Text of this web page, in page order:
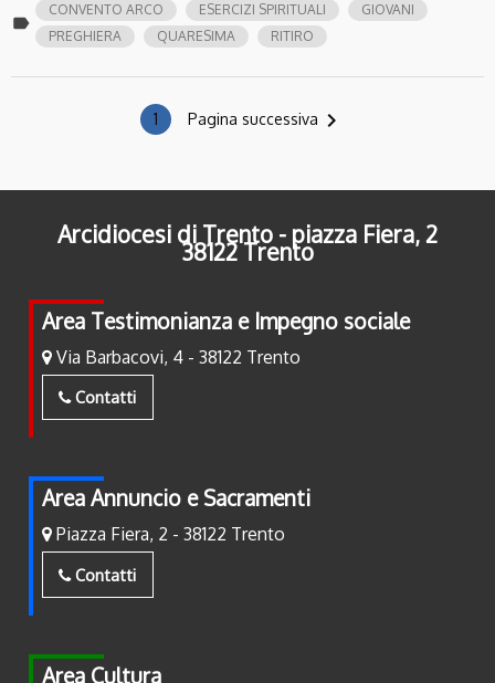
label
CONVENTO ARCO ESERCIZI SPIRITUALI
GIOVANI
PREGHIERA
QUARESIMA RITIRO
1 Pagina successiva navigate_next
Arcidiocesi di Trento - piazza Fiera, 2
38122 Trento
Area Testimonianza e Impegno sociale
Via Barbacovi, 4 - 38122 Trento
Contatti
Area Annuncio e Sacramenti
Piazza Fiera, 2 - 38122 Trento
Contatti
Area Cultura